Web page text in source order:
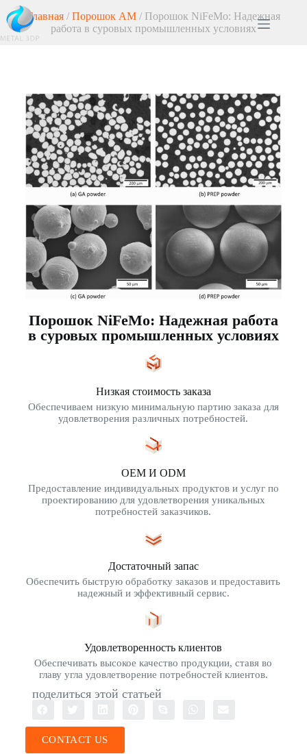
Главная/ Порошок AM/ Порошок NiFeMo: Надежная
работа в суровых промышленных условиях
Порошок NiFeMo: Надежная работа
в суровых промышленных условиях
Низкая стоимость заказа
Обеспечиваем низкую минимальную партию заказа для
удовлетворения различных потребностей.
OEM И ODM
Предоставление индивидуальных продуктов и услуг по
проектированию для удовлетворения уникальных
потребностей заказчиков.
Достаточный запас
Обеспечить быструю обработку заказов и предоставить
надежный и эффективный сервис.
Удовлетворенность клиентов
Обеспечивать высокое качество продукции, ставя во
главу угла удовлетворение потребностей клиентов.
поделиться этой статьей
CONTACT US